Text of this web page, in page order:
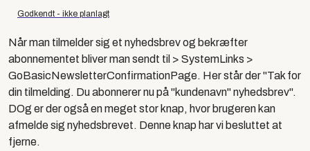
Godkendt - ikke planlagt
Når man tilmelder sig et nyhedsbrev og bekræfter
abonnementet bliver man sendt til > SystemLinks >
GoBasicNewsletterConfirmationPage. Her står der "Tak for
din tilmelding. Du abonnerer nu på "kundenavn" nyhedsbrev".
DOg er der også en meget stor knap, hvor brugeren kan
afmelde sig nyhedsbrevet. Denne knap har vi besluttet at
fjerne.